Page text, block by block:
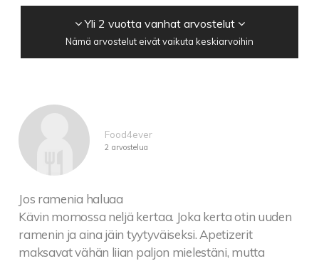
Yli 2 vuotta vanhat arvostelut
Nämä arvostelut eivät vaikuta keskiarvoihin
Food4ever
2 arvostelua
Jos ramenia haluaa
Kävin momossa neljä kertaa. Joka kerta otin uuden
ramenin ja aina jäin tyytyväiseksi. Apetizerit
maksavat vähän liian paljon mielestäni, mutta